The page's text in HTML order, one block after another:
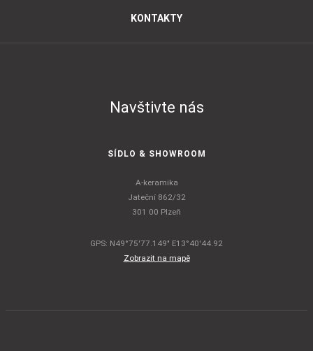
KONTAKTY
Navštivte nás
SÍDLO & SHOWROOM
A-keramika
Jateční 862/32
301 00 Plzeň
GPS: N49°75'77.149" E13°40'44.92
Zobrazit na mapě